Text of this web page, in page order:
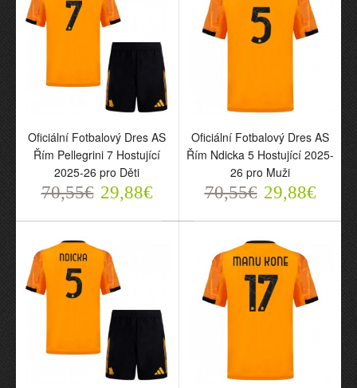
Oficiální Fotbalový Dres
AS Řím Pellegrini 7
Hostující 2025-26 pro
Děti
70,55€
Oficiální Fotbalový Dres
AS Řím Ndicka 5
Hostující 2025-26 pro
Muži
70,55€
Oficiální Fotbalový Dres AS
Řím Pellegrini 7 Hostující
2025-26 pro Děti
70,55€ 29,88€
Oficiální Fotbalový Dres AS
Řím Ndicka 5 Hostující 2025-
26 pro Muži
70,55€ 29,88€